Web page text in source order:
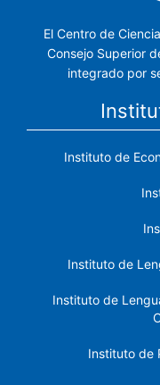
El Centro de
Consejo Superior
integrado por
Instituto de
Instituto de
Instituto de
Instituto de